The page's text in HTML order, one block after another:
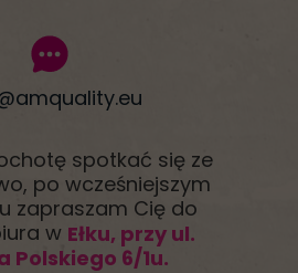
spotkać się ze
po wcześniejszym
zapraszam Cię do
w Ełku, przy ul.
Polskiego 6/1u.